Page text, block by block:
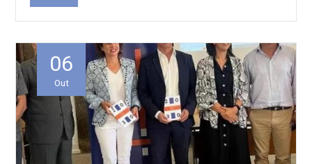
06
Out